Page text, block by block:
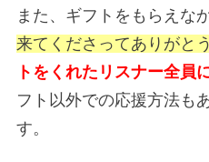
また、ギフトをもらえな
来てくださってありがと
トをくれたリスナー全員
フト以外での応援方法も
す。